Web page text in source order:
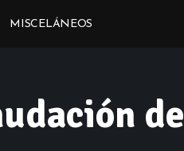
MISCELÁNEOS
de